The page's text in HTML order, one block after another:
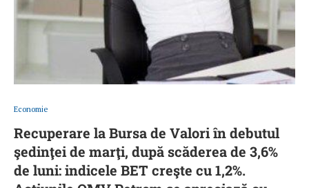
Economie
Recuperare la Bursa de Valori în debutul
şedinţei de marţi, după scăderea de 3,6%
de luni: indicele BET creşte cu 1,2%.